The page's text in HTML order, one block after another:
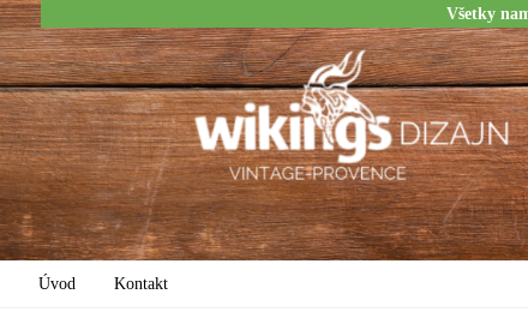
Všetky
Úvod Kontakt